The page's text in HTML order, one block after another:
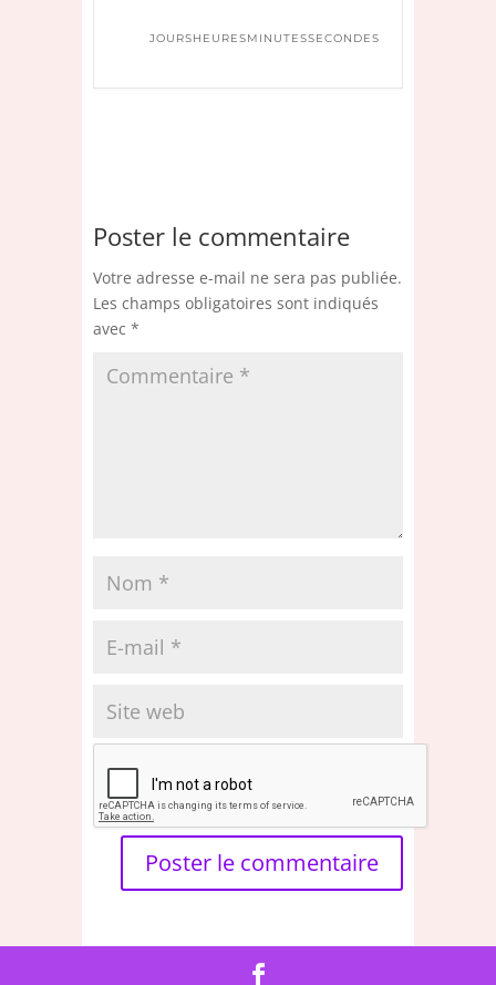
JOURSHEURESMINUTESSECONDES
Poster le commentaire
Votre adresse e-mail ne sera pas publiée.
Les champs obligatoires sont indiqués
avec *